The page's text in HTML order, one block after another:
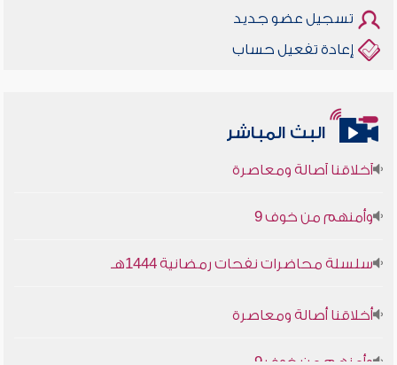
تسجيل عضو جديد
إعادة تفعيل حساب
البث المباشر
أخلاقنا أصالة ومعاصرة
وأمنهم من خوف 9
سلسلة محاضرات نفحات رمضانية 1444هـ
أخلاقنا أصالة ومعاصرة
وأمنهم من خوف 9